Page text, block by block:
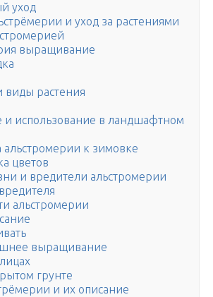
уход
и уход за растениями
выращивание
виды растения
и использование в ландшафтном
альстромерии к зимовке
цветов
и вредители альстромерии
альстромерии
выращивание
грунте
и их описание